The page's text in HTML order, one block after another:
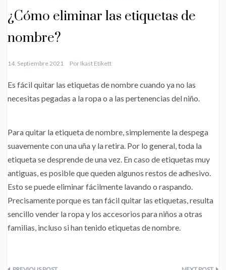
¿Cómo eliminar las etiquetas de
nombre?
14. Septiembre 2021 Por Ikast Etikett
Es fácil quitar las etiquetas de nombre cuando ya no las
necesitas pegadas a la ropa o a las pertenencias del niño.
Para quitar la etiqueta de nombre, simplemente la despega
suavemente con una uña y la retira. Por lo general, toda la
etiqueta se desprende de una vez. En caso de etiquetas muy
antiguas, es posible que queden algunos restos de adhesivo.
Esto se puede eliminar fácilmente lavando o raspando.
Precisamente porque es tan fácil quitar las etiquetas, resulta
sencillo vender la ropa y los accesorios para niños a otras
familias, incluso si han tenido etiquetas de nombre.